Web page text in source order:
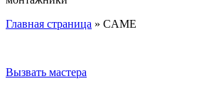
Главная страница » CAME
Вызвать мастера